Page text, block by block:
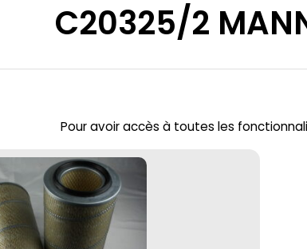
C20325/2
Pour avoir accès à toutes les